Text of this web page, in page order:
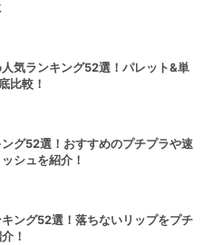
気ランキング52選！パレット&単
比較！
グ52選！おすすめのプチプラや速
シュを紹介！
ング52選！落ちないリップをプチ
！